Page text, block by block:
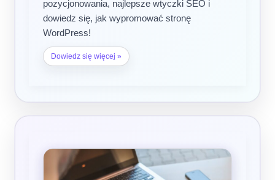
pozycjonowania, najlepsze wtyczki SEO i
dowiedz się, jak wypromować stronę
WordPress!
Dowiedz się więcej »
internetowa
fotografia